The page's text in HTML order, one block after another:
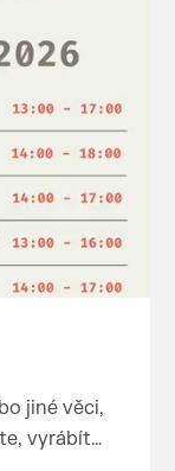
jiné věci,
vyrábíte